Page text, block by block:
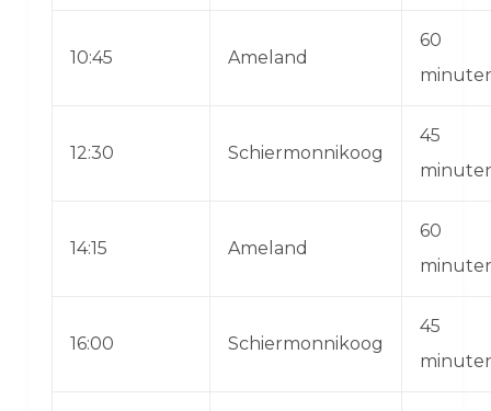
10:45 Ameland
60
12:30 Schiermonnikoog
45
14:15 Ameland
60
16:00 Schiermonnikoog
45